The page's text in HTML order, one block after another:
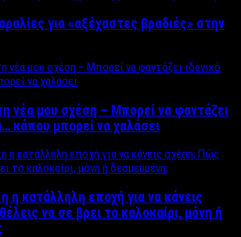
για «αξέχαστες βραδιές» στην
νέα μου σχέση – Μπορεί να φαντάζει
κάπου μπορεί να χαλάσει
η κατάλληλη εποχή για να κάνεις
να σε βρει το καλοκαίρι, μόνη ή